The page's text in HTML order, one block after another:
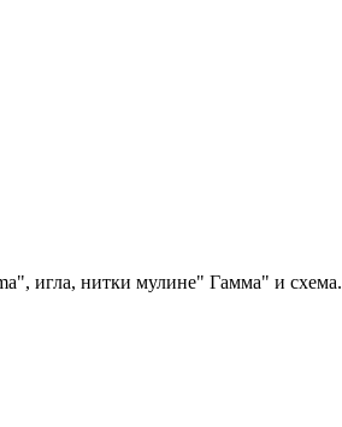
игла, нитки мулине" Гамма" и схема.